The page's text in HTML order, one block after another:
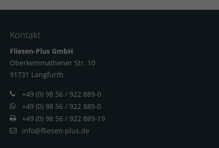
Kontakt
Fliesen-Plus GmbH
Oberkemmathener Str. 10
91731 Langfurth
+49 (0) 98 56 / 922 889-0
+49 (0) 98 56 / 922 889-0
+49 (0) 98 56 / 922 889-19
info@fliesen-plus.de